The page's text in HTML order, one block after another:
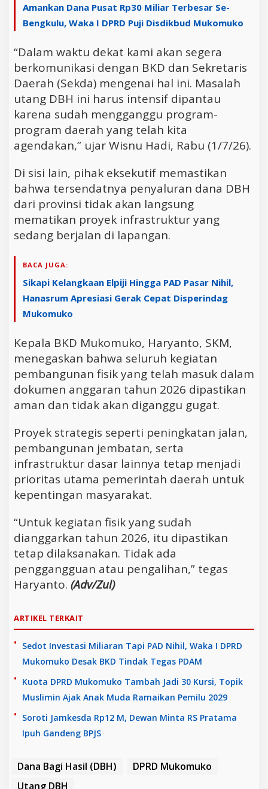
Amankan Dana Pusat Rp30 Miliar Terbesar Se-
Bengkulu, Waka I DPRD Puji Disdikbud Mukomuko
“Dalam waktu dekat kami akan segera
berkomunikasi dengan BKD dan Sekretaris
Daerah (Sekda) mengenai hal ini. Masalah
utang DBH ini harus intensif dipantau
karena sudah mengganggu program-
program daerah yang telah kita
agendakan,” ujar Wisnu Hadi, Rabu (1/7/26).
Di sisi lain, pihak eksekutif memastikan
bahwa tersendatnya penyaluran dana DBH
dari provinsi tidak akan langsung
mematikan proyek infrastruktur yang
sedang berjalan di lapangan.
BACA JUGA:
Sikapi Kelangkaan Elpiji Hingga PAD Pasar Nihil,
Hanasrum Apresiasi Gerak Cepat Disperindag
Mukomuko
Kepala BKD Mukomuko, Haryanto, SKM,
menegaskan bahwa seluruh kegiatan
pembangunan fisik yang telah masuk dalam
dokumen anggaran tahun 2026 dipastikan
aman dan tidak akan diganggu gugat.
Proyek strategis seperti peningkatan jalan,
pembangunan jembatan, serta
infrastruktur dasar lainnya tetap menjadi
prioritas utama pemerintah daerah untuk
kepentingan masyarakat.
“Untuk kegiatan fisik yang sudah
dianggarkan tahun 2026, itu dipastikan
tetap dilaksanakan. Tidak ada
penggangguan atau pengalihan,” tegas
Haryanto. (Adv/Zul)
ARTIKEL TERKAIT
Sedot Investasi Miliaran Tapi PAD Nihil, Waka I DPRD
Mukomuko Desak BKD Tindak Tegas PDAM
Kuota DPRD Mukomuko Tambah Jadi 30 Kursi, Topik
Muslimin Ajak Anak Muda Ramaikan Pemilu 2029
Soroti Jamkesda Rp12 M, Dewan Minta RS Pratama
Ipuh Gandeng BPJS
Dana Bagi Hasil (DBH)
DPRD Mukomuko
Utang DBH